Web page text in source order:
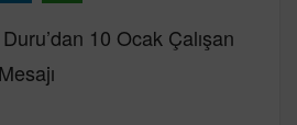
10 Ocak Çalışan